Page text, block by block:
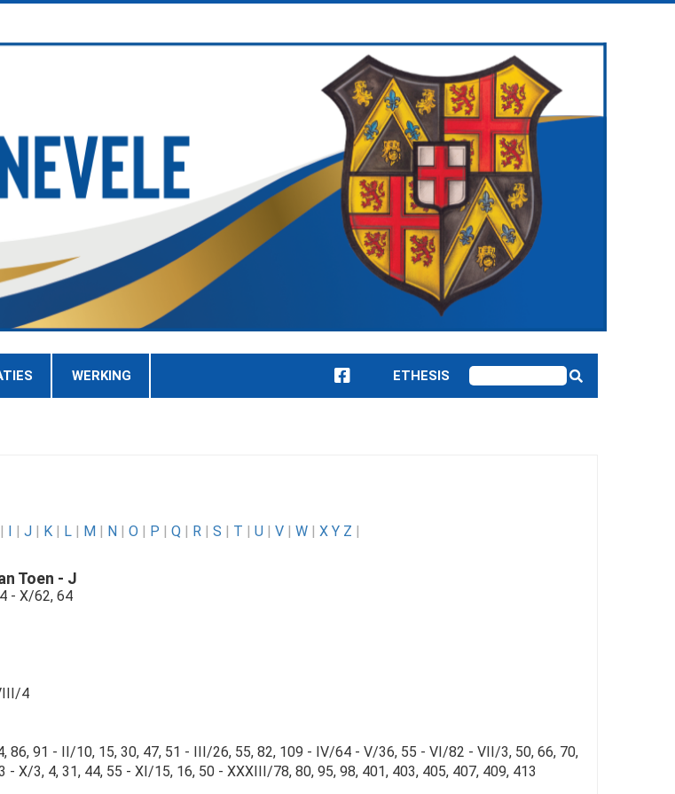
WERKING ETHESIS
| I | J | K | L | M | N | O | P | Q | R | S | T | U | V | W | X Y Z |
Toen - J
- X/62, 64
4
86, 91 - II/10, 15, 30, 47, 51 - III/26, 55, 82, 109 - IV/64 - V/36, 55 - VI/82 - VII/3, 50, 66, 70,
- X/3, 4, 31, 44, 55 - XI/15, 16, 50 - XXXIII/78, 80, 95, 98, 401, 403, 405, 407, 409, 413